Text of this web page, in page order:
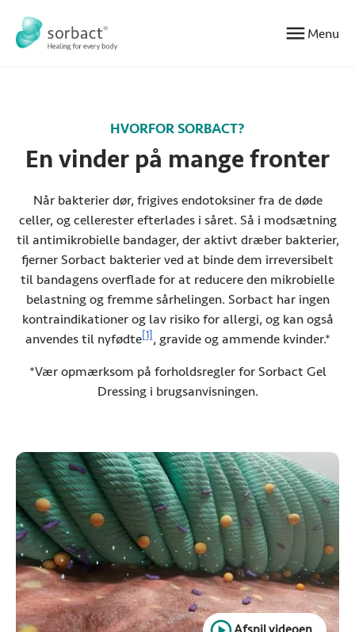
Menu
HVORFOR SORBACT?
En vinder på mange fronter
Når bakterier dør, frigives endotoksiner fra de døde
celler, og cellerester efterlades i såret. Så i modsætning
til antimikrobielle bandager, der aktivt dræber bakterier,
fjerner Sorbact bakterier ved at binde dem irreversibelt
til bandagens overflade for at reducere den mikrobielle
belastning og fremme sårhelingen. Sorbact har ingen
kontraindikationer og lav risiko for allergi, og kan også
anvendes til nyfødte[1]
Se referenceoplysninger
, gravide og ammende kvinder.*
*Vær opmærksom på forholdsregler for Sorbact Gel
Dressing i brugsanvisningen.